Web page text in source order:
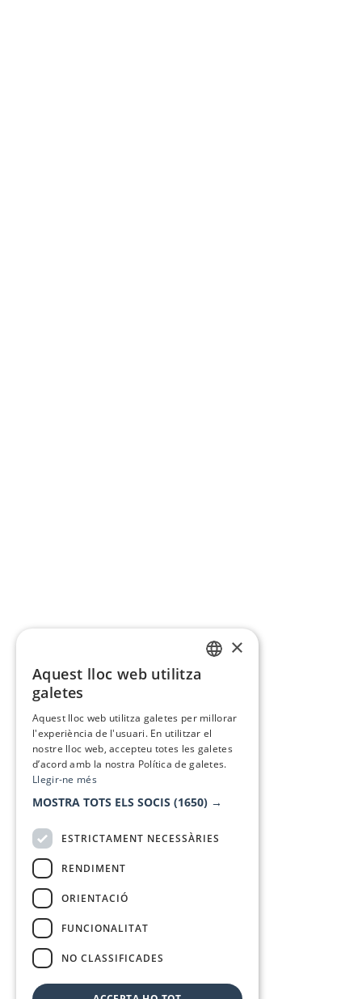
×
Aquest lloc web utilitza
galetes
Aquest lloc web utilitza galetes per millorar
l'experiència de l'usuari. En utilitzar el
nostre lloc web, accepteu totes les galetes
d’acord amb la nostra Política de galetes.
Llegir-ne més
MOSTRA TOTS ELS SOCIS (1650) →
ESTRICTAMENT NECESSÀRIES
RENDIMENT
ORIENTACIÓ
FUNCIONALITAT
NO CLASSIFICADES